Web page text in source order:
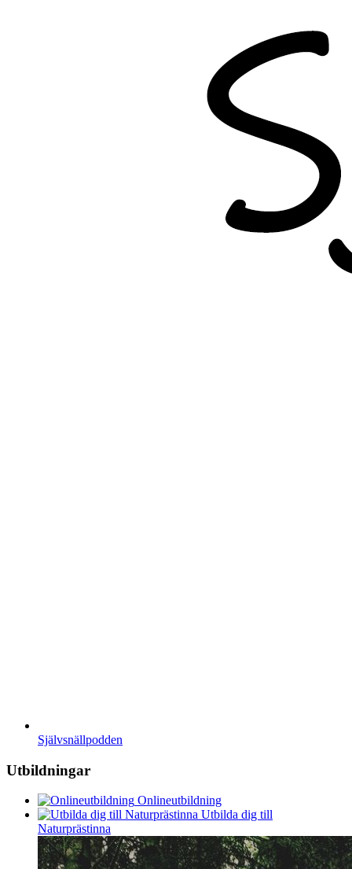
Självsnällpodden
Utbildningar
Onlineutbildning
Utbilda dig till
Naturprästinna